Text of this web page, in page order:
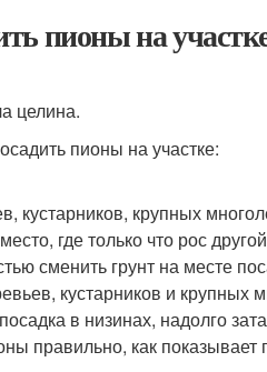
пионы на
целина.
кустарников, крупных
где только что рос
сменить грунт на месте
кустарников и крупных
в низинах, надолго
правильно, как показывает